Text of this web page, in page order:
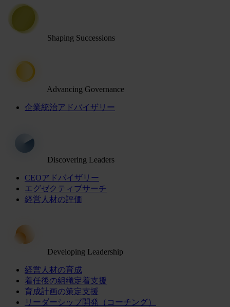
Shaping Successions
Advancing Governance
企業統治アドバイザリー
Discovering Leaders
CEOアドバイザリー
エグゼクティブサーチ
経営人材の評価
Developing Leadership
経営人材の育成
着任後の組織定着支援
育成計画の策定支援
リーダーシップ開発（コーチング）